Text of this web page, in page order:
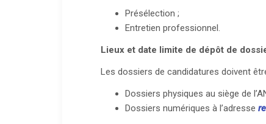
Présélection ;
Entretien professionnel.
Lieux et date limite de dépôt de
Les dossiers de candidatures doivent
Dossiers physiques au siège de
Dossiers numériques à l’adresse